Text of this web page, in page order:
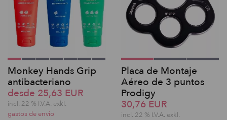
Monkey Hands Grip
antibacteriano
desde 25,63 EUR
incl. 22 % I.V.A. exkl.
gastos de envio
Placa de Montaje
Aéreo de 3 puntos
Prodigy
30,76 EUR
incl. 22 % I.V.A. exkl.